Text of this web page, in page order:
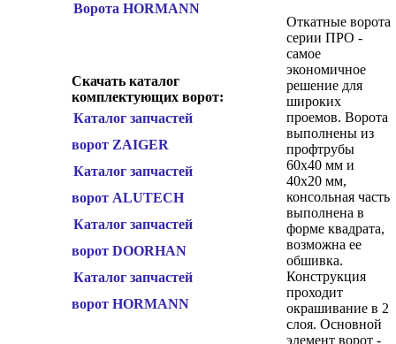
Ворота HORMANN
Скачать каталог
комплектующих ворот:
Каталог запчастей
ворот ZAIGER
Каталог запчастей
ворот ALUTECH
Каталог запчастей
ворот DOORHAN
Каталог запчастей
ворот HORMANN
Откатные ворота
серии ПРО -
самое
экономичное
решение для
широких
проемов. Ворота
выполнены из
профтрубы
60х40 мм и
40х20 мм,
консольная часть
выполнена в
форме квадрата,
возможна ее
обшивка.
Конструкция
проходит
окрашивание в 2
слоя. Основной
элемент ворот -